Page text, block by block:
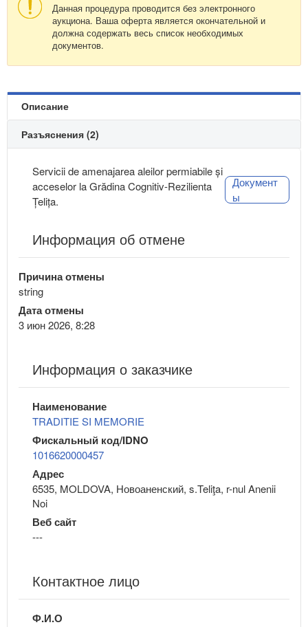
Данная процедура проводится без электронного
аукциона. Ваша оферта является окончательной и
должна содержать весь список необходимых
документов.
Описание
Разъяснения (2)
Servicii de amenajarea aleilor permiabile și
acceselor la Grădina Cognitiv-Rezilienta
Țelița.
Документ
ы
Информация об отмене
Причина отмены
string
Дата отмены
3 июн 2026, 8:28
Информация о заказчике
Наименование
TRADITIE SI MEMORIE
Фискальный код/IDNO
1016620000457
Адрес
6535, MOLDOVA, Новоаненский, s.Teliţa, r-nul Anenii
Noi
Веб сайт
---
Контактное лицо
Ф.И.О